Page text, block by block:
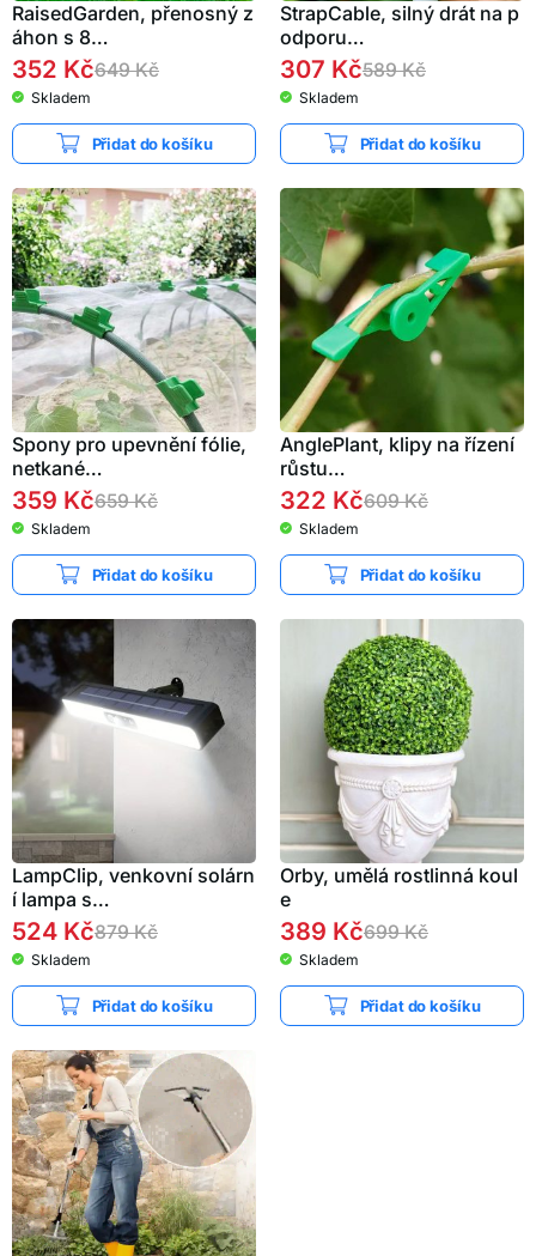
RaisedGarden, přenosný z
áhon s 8…
352 Kč649Kč
Skladem
Přidat do košíku
StrapCable, silný drát na p
odporu…
307 Kč589Kč
Skladem
Přidat do košíku
Spony pro upevnění fólie,
netkané…
359 Kč659Kč
Skladem
Přidat do košíku
AnglePlant, klipy na řízení
růstu…
322 Kč609Kč
Skladem
Přidat do košíku
LampClip, venkovní solárn
í lampa s…
524 Kč879Kč
Skladem
Přidat do košíku
Orby, umělá rostlinná koul
e
389 Kč699Kč
Skladem
Přidat do košíku